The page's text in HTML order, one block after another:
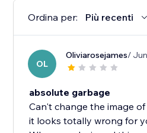
Ordina per: Più recenti
OL
Oliviarosejames/
absolute garbage
Can't change the image
it looks totally wrong for